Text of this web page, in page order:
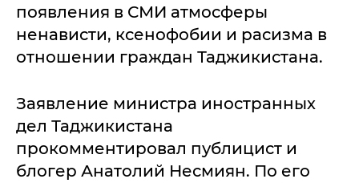
появления в СМИ атмосферы
ненависти, ксенофобии и расизма в
отношении граждан Таджикистана.
Заявление министра иностранных
дел Таджикистана
прокомментировал публицист и
блогер Анатолий Несмиян. По его